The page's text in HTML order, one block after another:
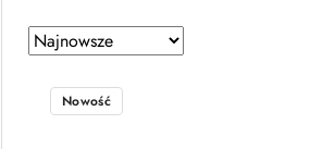
Zastosowano
sortowanie:
Najnowsze.
Sortuj
według
Nowość